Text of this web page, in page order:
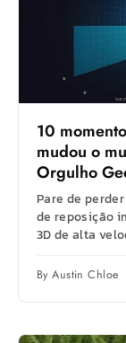
10
mudou o
Orgulho
Pare de
de reposição
3D de alta
By Austin Chloe